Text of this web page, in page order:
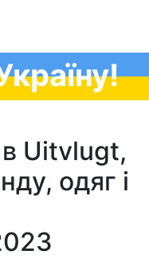
в Uitvlugt,
одяг і